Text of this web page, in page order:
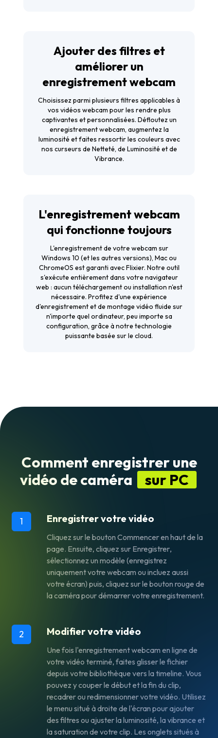
Ajouter des filtres et
améliorer un
enregistrement webcam
Choisissez parmi plusieurs filtres applicables à
vos vidéos webcam pour les rendre plus
captivantes et personnalisées. Défloutez un
enregistrement webcam, augmentez la
luminosité et faites ressortir les couleurs avec
nos curseurs de Netteté, de Luminosité et de
Vibrance.
L'enregistrement webcam
qui fonctionne toujours
L'enregistrement de votre webcam sur
Windows 10 (et les autres versions), Mac ou
ChromeOS est garanti avec Flixier. Notre outil
s'exécute entièrement dans votre navigateur
web : aucun téléchargement ou installation n'est
nécessaire. Profitez d'une expérience
d'enregistrement et de montage vidéo fluide sur
n'importe quel ordinateur, peu importe sa
configuration, grâce à notre technologie
puissante basée sur le cloud.
Comment enregistrer une
vidéo de caméra
sur PC
1 Enregistrer votre vidéo
Cliquez sur le bouton Commenceren haut de la
page. Ensuite, cliquez sur Enregistrer,
sélectionnez un modèle (enregistrez
uniquement votre webcam ou incluez aussi
votre écran) puis, cliquez sur le bouton rouge de
la caméra pour démarrer votre enregistrement.
2 Modifier votre vidéo
Une fois l'enregistrement webcam en ligne de
votre vidéo terminé, faites glisser le fichier
depuis votre bibliothèque vers la timeline. Vous
pouvez y couper le début et la fin du clip,
recadrer ou redimensionner votre vidéo. Utilisez
le menu situé à droite de l'écran pour ajouter
des filtres ou ajuster la luminosité, la vibrance et
la saturation de votre clip. Les onglets situés à